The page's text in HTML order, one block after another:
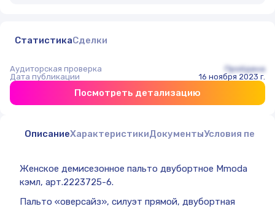
СтатистикаСделки
Аудиторская проверка
Пройдена
Дата публикации
16 ноября 2023 г.
Посмотреть детализацию
ОписаниеХарактеристикиДокументыУсловия
Женское демисезонное пальто двубортное Mmoda
кэмл, арт.2223725-6.
Пальто «оверсайз», силуэт прямой, двубортная